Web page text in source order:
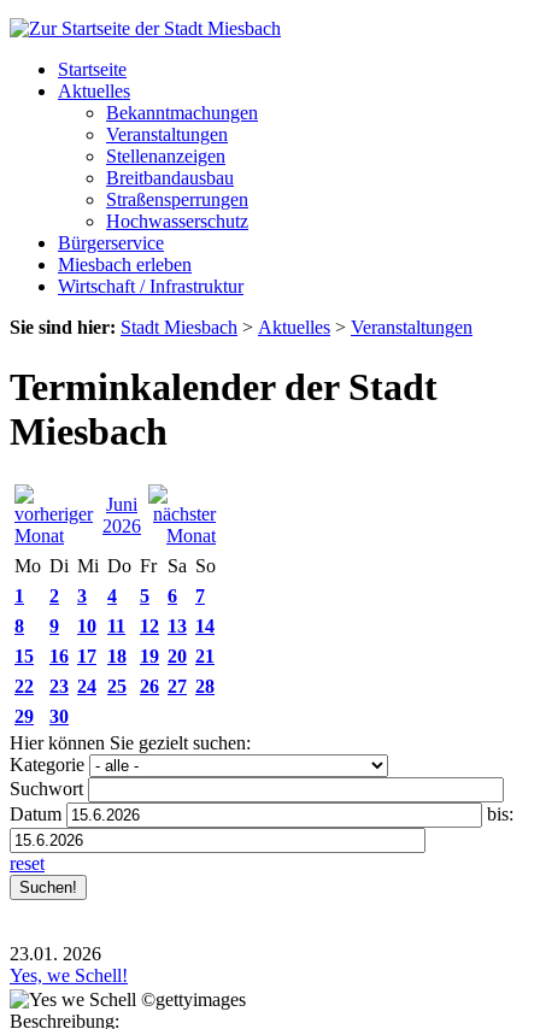
Startseite
Aktuelles
Bekanntmachungen
Veranstaltungen
Stellenanzeigen
Breitbandausbau
Straßensperrungen
Hochwasserschutz
Bürgerservice
Miesbach erleben
Wirtschaft / Infrastruktur
Sie sind hier: Stadt Miesbach > Aktuelles > Veranstaltungen
Terminkalender der Stadt
Miesbach
Juni
2026
Mo Di Mi Do Fr Sa So
1
2 3 4 5 6
7
8
9 10 11 12 13 14
15
16 17 18 19 20 21
22
23 24 25 26 27 28
29
30
Hier können Sie gezielt suchen:
Kategorie
Suchwort
Datum
bis:
reset
23.01. 2026
Yes, we Schell!
Beschreibung: